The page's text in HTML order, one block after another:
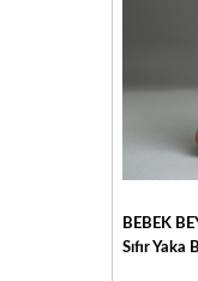
BEBEK
Sıfır Yaka